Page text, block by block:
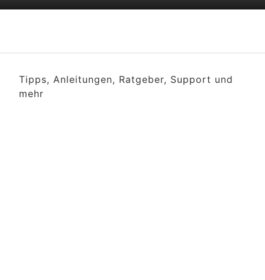
Tipps, Anleitungen, Ratgeber, Support und
mehr